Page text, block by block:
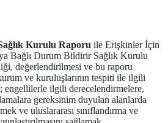
Kurulu Raporu ile Erişkinler İçin
Bağlı Durum Bildirir Sağlık Kurulu
değerlendirilmesi ve bu raporu
ve kuruluşlarının tespiti ile ilgili
engellilerle ilgili derecelendirmelere,
gereksinim duyulan alanlarda
ve uluslararası sınıflandırma ve